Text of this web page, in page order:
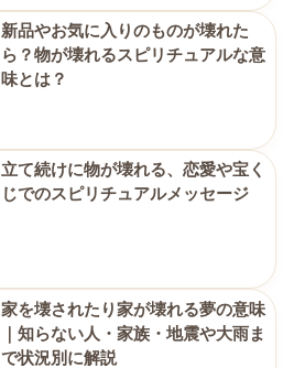
新品やお気に入りのものが壊れた
ら？物が壊れるスピリチュアルな意
味とは？
立て続けに物が壊れる、恋愛や宝く
じでのスピリチュアルメッセージ
家を壊されたり家が壊れる夢の意味
｜知らない人・家族・地震や大雨ま
で状況別に解説